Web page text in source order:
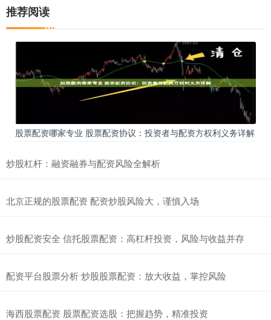
推荐阅读
股票配资哪家专业 股票配资协议：投资者与配资方权利义务详解
炒股杠杆：融资融券与配资风险全解析
北京正规的股票配资 配资炒股风险大，谨慎入场
炒股配资安全 信托股票配资：高杠杆投资，风险与收益并存
配资平台股票分析 炒股股票配资：放大收益，掌控风险
海西股票配资 股票配资选股：把握趋势，精准投资